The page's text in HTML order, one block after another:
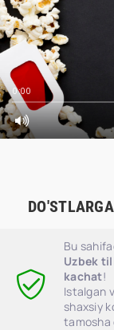
0:00
Bu
Uzbek
kachat!
Istalgan
shaxsiy
tamosha